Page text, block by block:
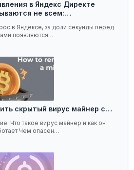
в Яндекс Директе
не всем:…
в Яндексе, за доли секунды перед
появляются…
скрытый вирус майнер с…
Что такое вирус майнер и как он
Чем опасен…